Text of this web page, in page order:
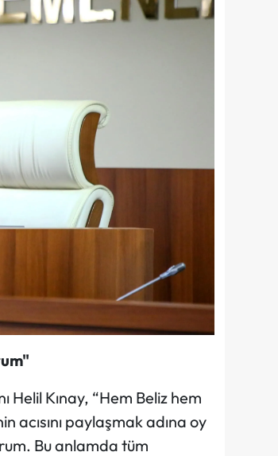
Helil Kınay, “Hem Beliz hem
acısını paylaşmak adına oy
Bu anlamda tüm